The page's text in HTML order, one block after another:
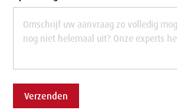
Verzenden